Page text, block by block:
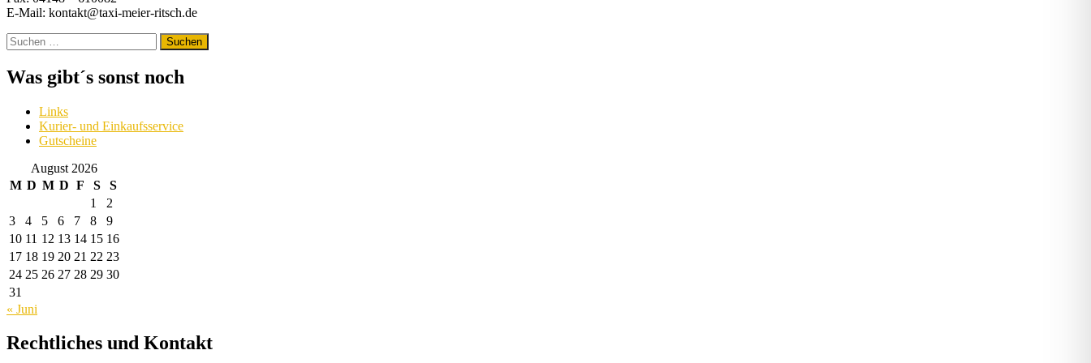
E-Mail: kontakt@taxi-meier-ritsch.de
Suchen
nach:
Was gibt´s sonst noch
Links
Kurier- und Einkaufsservice
Gutscheine
August 2026
M D M D F S
S
1
2
3
4 5 6 7 8
9
10 11 12 13 14 15 16
17 18 19 20 21 22 23
24 25 26 27 28 29 30
31
« Juni
Rechtliches und Kontakt